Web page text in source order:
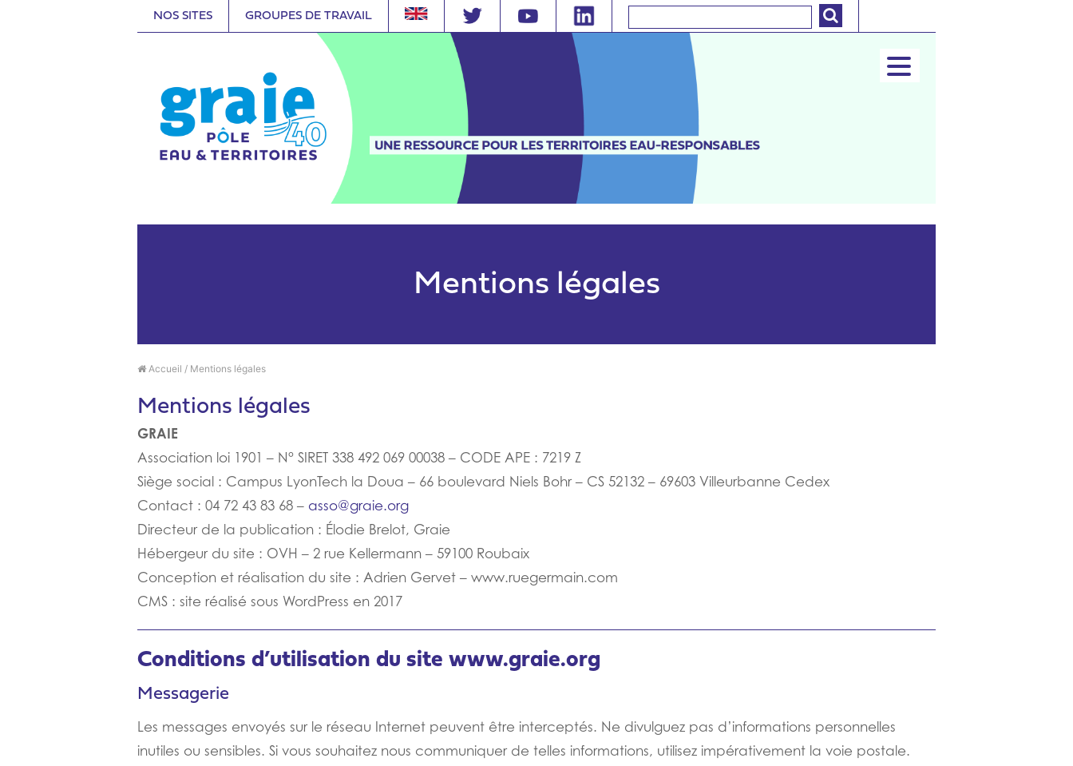
NOS SITES GROUPES DE TRAVAIL
Mentions légales
Accueil / Mentions légales
Mentions légales
GRAIE
Association loi 1901 – N° SIRET 338 492 069 00038 – CODE APE : 7219 Z
Siège social : Campus LyonTech la Doua – 66 boulevard Niels Bohr – CS 52132 – 69603 Villeurbanne Cedex
Contact : 04 72 43 83 68 – asso@graie.org
Directeur de la publication : Élodie Brelot, Graie
Hébergeur du site : OVH – 2 rue Kellermann – 59100 Roubaix
Conception et réalisation du site : Adrien Gervet – www.ruegermain.com
CMS : site réalisé sous WordPress en 2017
Conditions d’utilisation du site www.graie.org
Messagerie
Les messages envoyés sur le réseau Internet peuvent être interceptés. Ne divulguez pas d’informations personnelles
inutiles ou sensibles. Si vous souhaitez nous communiquer de telles informations, utilisez impérativement la voie postale.